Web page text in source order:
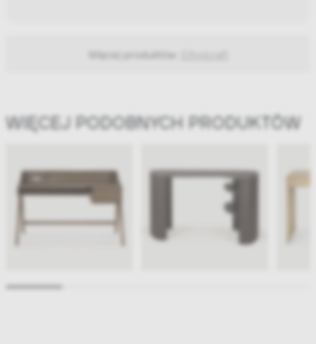
Więcej produktów:
WIĘCEJ PODOBNYCH PRODUKTÓW